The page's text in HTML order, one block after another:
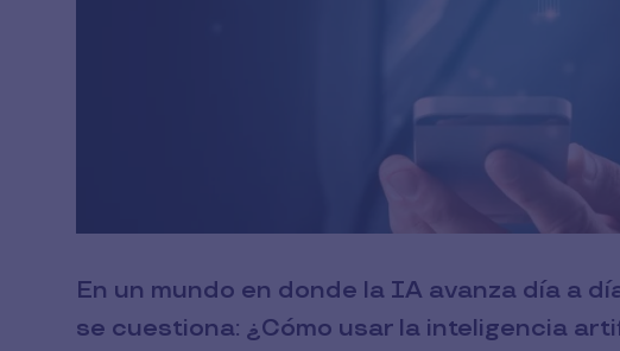
En un mundo en donde la IA avanza día a
se cuestiona: ¿Cómo usar la inteligencia